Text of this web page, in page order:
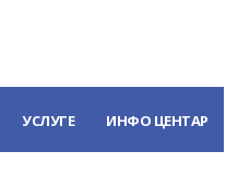
УСЛУГЕ ИНФО ЦЕНТАР